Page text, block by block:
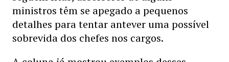
ministros têm se apegado a pequenos
detalhes para tentar antever uma possível
sobrevida dos chefes nos cargos.